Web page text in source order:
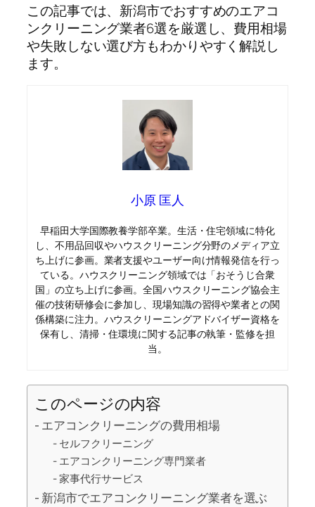
この記事では、新潟市でおすすめのエアコ
ンクリーニング業者6選を厳選し、費用相場
や失敗しない選び方もわかりやすく解説し
ます。
小原 匡人
早稲田大学国際教養学部卒業。生活・住宅領域に特化
し、不用品回収やハウスクリーニング分野のメディア立
ち上げに参画。業者支援やユーザー向け情報発信を行っ
ている。ハウスクリーニング領域では「おそうじ合衆
国」の立ち上げに参画。全国ハウスクリーニング協会主
催の技術研修会に参加し、現場知識の習得や業者との関
係構築に注力。ハウスクリーニングアドバイザー資格を
保有し、清掃・住環境に関する記事の執筆・監修を担
当。
このページの内容
エアコンクリーニングの費用相場
セルフクリーニング
エアコンクリーニング専門業者
家事代行サービス
新潟市でエアコンクリーニング業者を選ぶ